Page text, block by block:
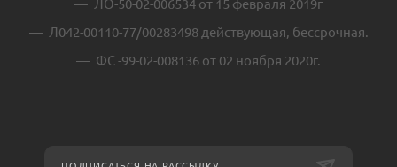
ЛО-50-02-006534 от 15 февраля 2019г
Л042-00110-77/00283498 действующая, бессрочная.
ФС -99-02-008136 от 02 ноября 2020г.